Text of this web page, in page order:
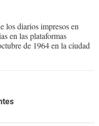
los diarios impresos en
en las plataformas
de 1964 en la ciudad